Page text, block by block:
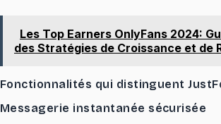
Les Top Earners OnlyFans 2024:
des Stratégies de Croissance et de
Fonctionnalités qui distinguent
Messagerie instantanée sécurisée